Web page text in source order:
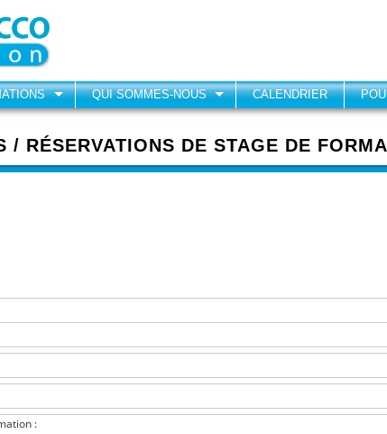
QUI SOMMES-NOUS CALENDRIER
/ RÉSERVATIONS DE STAGE DE